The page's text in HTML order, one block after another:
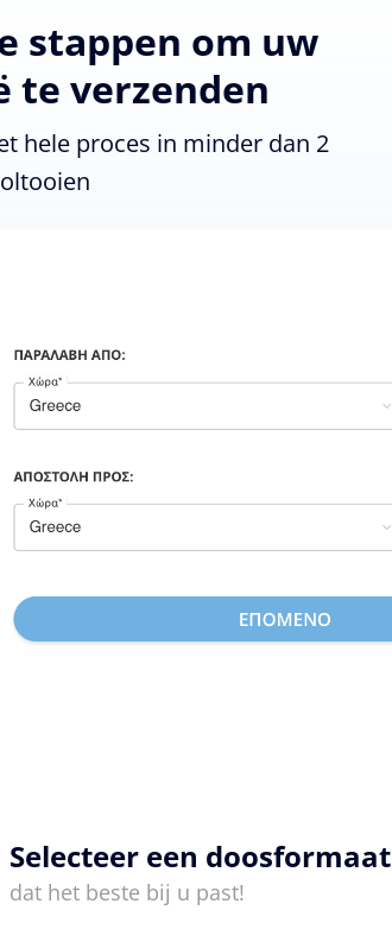
stappen om uw
te verzenden
hele proces in minder dan 2
Selecteer een doosformaat
dat het beste bij u past!